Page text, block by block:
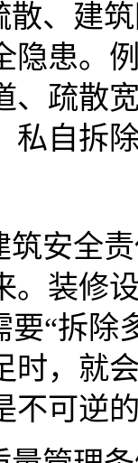
散、建
隐患。
、疏散
私自拆
筑安全
。装修
要“拆
时，就
不可逆